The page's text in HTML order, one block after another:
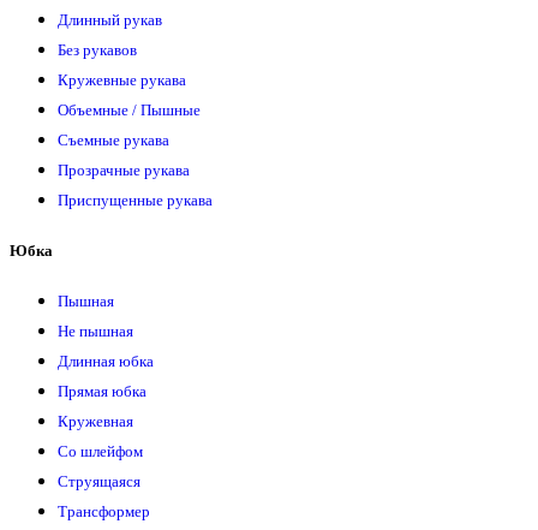
Длинный рукав
Без рукавов
Кружевные рукава
Объемные / Пышные
Съемные рукава
Прозрачные рукава
Приспущенные рукава
Юбка
Пышная
Не пышная
Длинная юбка
Прямая юбка
Кружевная
Со шлейфом
Струящаяся
Трансформер